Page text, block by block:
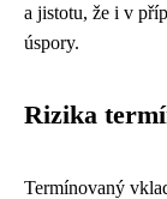
a jistotu, že i v
úspory.
Rizika
Termínovaný